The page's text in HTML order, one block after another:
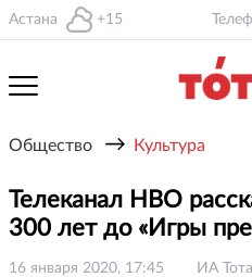
Астана +15
Общество → Культура
Телеканал HBO
300 лет до «Игры
16 января 2020, 17:45 ИА